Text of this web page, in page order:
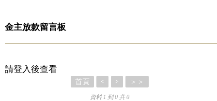
金主放款留言板
請登入後查看
首頁 < > ＞＞
資料 1 到 0 共 0